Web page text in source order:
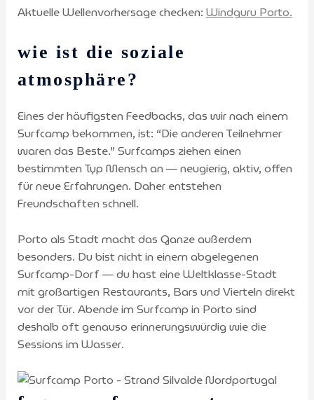
Aktuelle Wellenvorhersage checken: Windguru Porto.
wie ist die soziale
atmosphäre?
Eines der häufigsten Feedbacks, das wir nach einem
Surfcamp bekommen, ist: “Die anderen Teilnehmer
waren das Beste.” Surfcamps ziehen einen
bestimmten Typ Mensch an — neugierig, aktiv, offen
für neue Erfahrungen. Daher entstehen
Freundschaften schnell.
Porto als Stadt macht das Ganze außerdem
besonders. Du bist nicht in einem abgelegenen
Surfcamp-Dorf — du hast eine Weltklasse-Stadt
mit großartigen Restaurants, Bars und Vierteln direkt
vor der Tür. Abende im Surfcamp in Porto sind
deshalb oft genauso erinnerungswürdig wie die
Sessions im Wasser.